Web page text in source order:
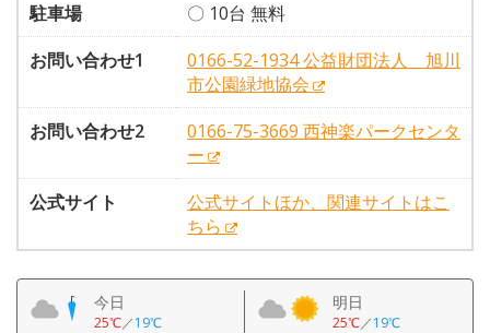
駐車場
〇 10台 無料
お問い合わせ1
0166-52-1934 公益財団法人 旭川
市公園緑地協会
お問い合わせ2
0166-75-3669 西神楽パークセンタ
ー
公式サイト
公式サイトほか、関連サイトはこ
ちら
今日
25℃／19℃
明日
25℃／19℃